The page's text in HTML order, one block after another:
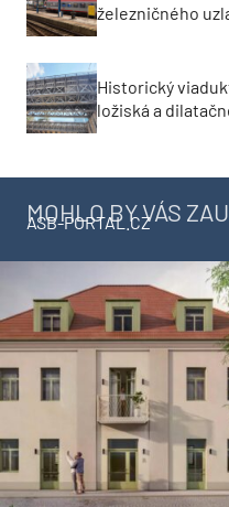
železničného
Historický
ložiská a
MOHLO BY VÁS
ASB-PORTAL.CZ